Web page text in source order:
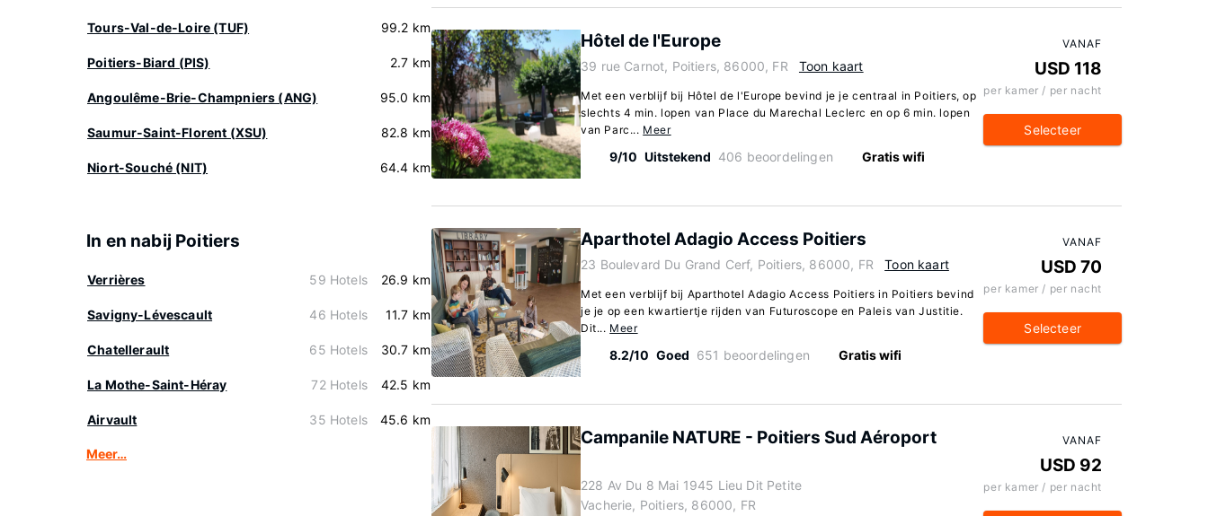
Tours-Val-de-Loire (TUF) 99.2 km
Poitiers-Biard (PIS) 2.7 km
Angoulême-Brie-Champniers (ANG) 95.0 km
Saumur-Saint-Florent (XSU) 82.8 km
Niort-Souché (NIT) 64.4 km
In en nabij Poitiers
Verrières 59 Hotels 26.9 km
Savigny-Lévescault 46 Hotels 11.7 km
Chatellerault 65 Hotels 30.7 km
La Mothe-Saint-Héray 72 Hotels 42.5 km
Airvault 35 Hotels 45.6 km
Meer…
Hôtel de l'Europe
39 rue Carnot, Poitiers, 86000, FR Toon kaart
Met een verblijf bij Hôtel de l'Europe bevind je je centraal in Poitiers, op
slechts 4 min. lopen van Place du Marechal Leclerc en op 6 min. lopen
van Parc... Meer
9/10 Uitstekend 406 beoordelingen Gratis wifi
VANAF
USD 118
per kamer / per nacht
Selecteer
Aparthotel Adagio Access Poitiers
23 Boulevard Du Grand Cerf, Poitiers, 86000, FR Toon kaart
Met een verblijf bij Aparthotel Adagio Access Poitiers in Poitiers bevind
je je op een kwartiertje rijden van Futuroscope en Paleis van Justitie.
Dit... Meer
8.2/10 Goed 651 beoordelingen Gratis wifi
VANAF
USD 70
per kamer / per nacht
Selecteer
Campanile NATURE - Poitiers Sud Aéroport
228 Av Du 8 Mai 1945 Lieu Dit Petite
Vacherie, Poitiers, 86000, FR
VANAF
USD 92
per kamer / per nacht